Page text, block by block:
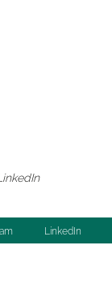
LinkedIn